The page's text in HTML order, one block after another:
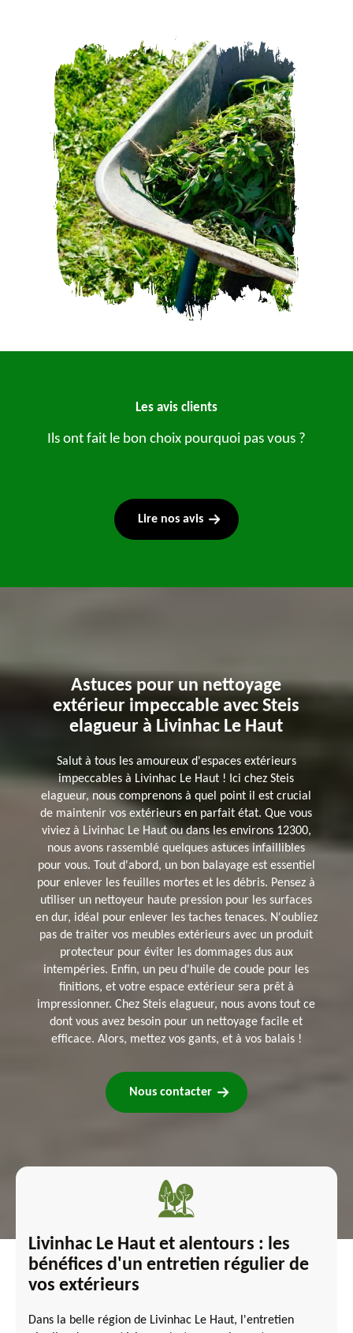
Les avis clients
Ils ont fait le bon choix pourquoi pas vous ?
Lire nos avis
Astuces pour un nettoyage
extérieur impeccable avec Steis
elagueur à Livinhac Le Haut
Salut à tous les amoureux d'espaces extérieurs
impeccables à Livinhac Le Haut ! Ici chez Steis
elagueur, nous comprenons à quel point il est crucial
de maintenir vos extérieurs en parfait état. Que vous
viviez à Livinhac Le Haut ou dans les environs 12300,
nous avons rassemblé quelques astuces infaillibles
pour vous. Tout d'abord, un bon balayage est essentiel
pour enlever les feuilles mortes et les débris. Pensez à
utiliser un nettoyeur haute pression pour les surfaces
en dur, idéal pour enlever les taches tenaces. N'oubliez
pas de traiter vos meubles extérieurs avec un produit
protecteur pour éviter les dommages dus aux
intempéries. Enfin, un peu d'huile de coude pour les
finitions, et votre espace extérieur sera prêt à
impressionner. Chez Steis elagueur, nous avons tout ce
dont vous avez besoin pour un nettoyage facile et
efficace. Alors, mettez vos gants, et à vos balais !
Nous contacter
Livinhac Le Haut et alentours : les
bénéfices d'un entretien régulier de
vos extérieurs
Dans la belle région de Livinhac Le Haut, l'entretien